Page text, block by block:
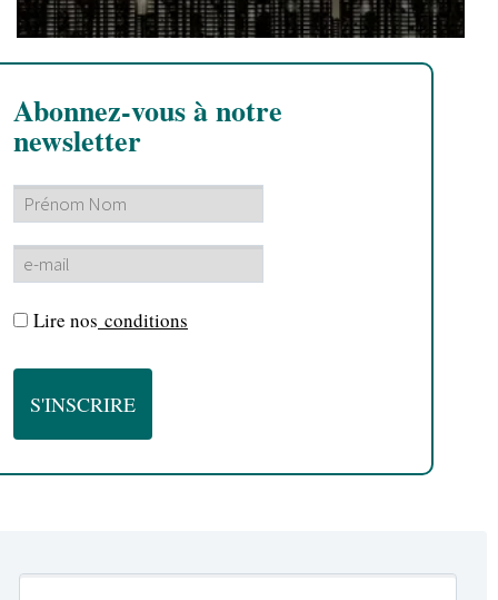
Abonnez-vous à notre
newsletter
Lire nos conditions